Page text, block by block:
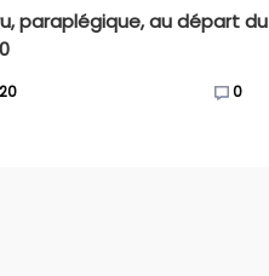
paraplégique, au départ du
0